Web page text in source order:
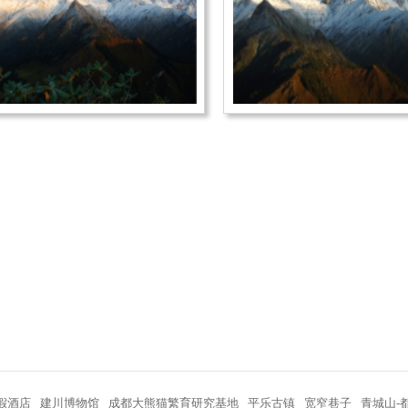
酒店 建川博物馆 成都大熊猫繁育研究基地 平乐古镇 宽窄巷子 青城山-